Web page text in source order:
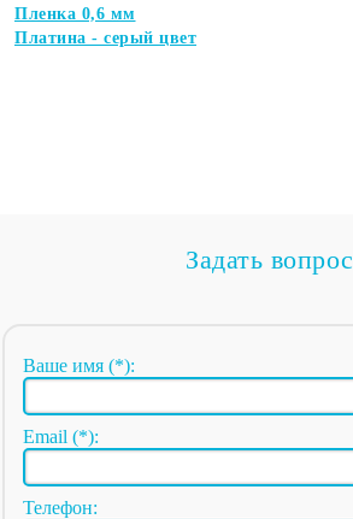
Пленка 0,6 мм
Платина - серый цвет
Задать вопрос
Ваше имя (*):
Email (*):
Телефон: